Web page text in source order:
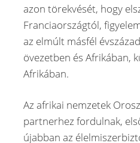
azon törekvését, hogy
Franciaországtól,
az elmúlt másfél
övezetben és Afrikában,
Afrikában.
Az afrikai nemzetek
partnerhez fordulnak,
újabban az